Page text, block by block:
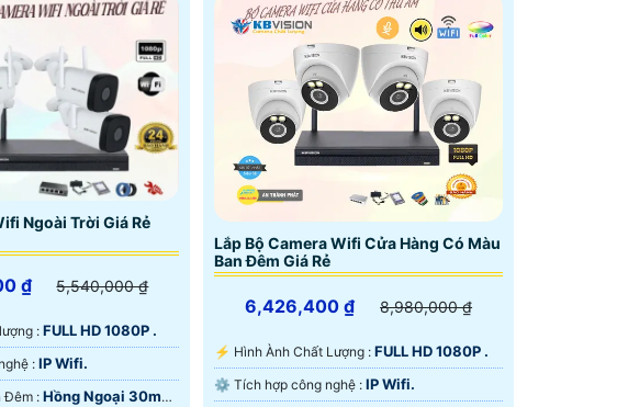
Ngoài Trời Giá Rẻ
₫ 5,540,000 ₫
lượng :FULL HD 1080P .
⚒ Sử dụng công nghệ : IP Wifi.
🔦 Xem Được Ban Đêm : Hồng Ngoại 30m
Lắp Bộ Camera Wifi Cửa Hàng Có Màu
Ban Đêm Giá Rẻ
6,426,400 ₫ 8,980,000 ₫
️⚡ Hình Ành Chất Lượng : FULL HD 1080P .
⚙ Tích hợp công nghệ : IP Wifi.